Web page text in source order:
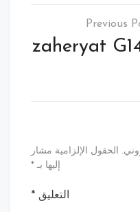
zaheryat
الحقول الإلزامية مشار
إليها بـ *
التعليق *